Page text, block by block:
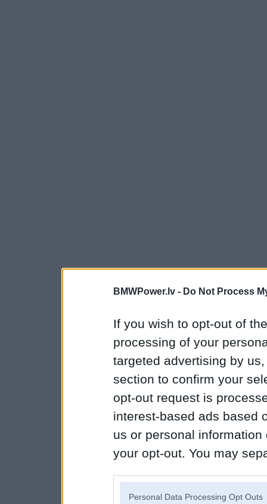
BMWPower.lv - Do Not Process
If you wish to opt-out of
processing of your
targeted advertising by
section to confirm your
opt-out request is
interest-based ads based
us or personal
your opt-out. You may
Personal Data Processing Opt Outs